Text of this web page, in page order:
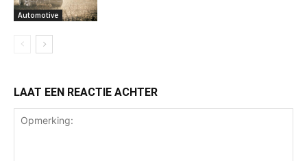
Automotive
LAAT EEN REACTIE ACHTER